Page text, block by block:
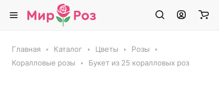
Главная Каталог Цветы
Розы
Коралловые розы
Букет из 25 коралловых роз